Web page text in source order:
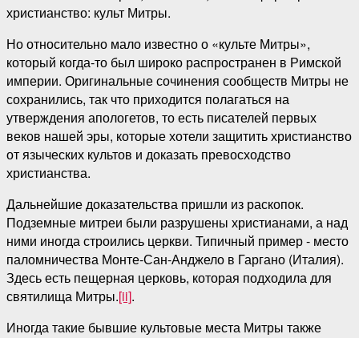
христианство: культ Митры.
Но относительно мало известно о «культе Митры»,
который когда-то был широко распространен в Римской
империи. Оригинальные сочинения сообществ Митры не
сохранились, так что приходится полагаться на
утверждения апологетов, то есть писателей первых
веков нашей эры, которые хотели защитить христианство
от языческих культов и доказать превосходство
христианства.
Дальнейшие доказательства пришли из раскопок.
Подземные митреи были разрушены христианами, а над
ними иногда строились церкви. Типичный пример - место
паломничества Монте-Сан-Анджело в Гаргано (Италия).
Здесь есть пещерная церковь, которая подходила для
святилища Митры.[ii].
Иногда такие бывшие культовые места Митры также